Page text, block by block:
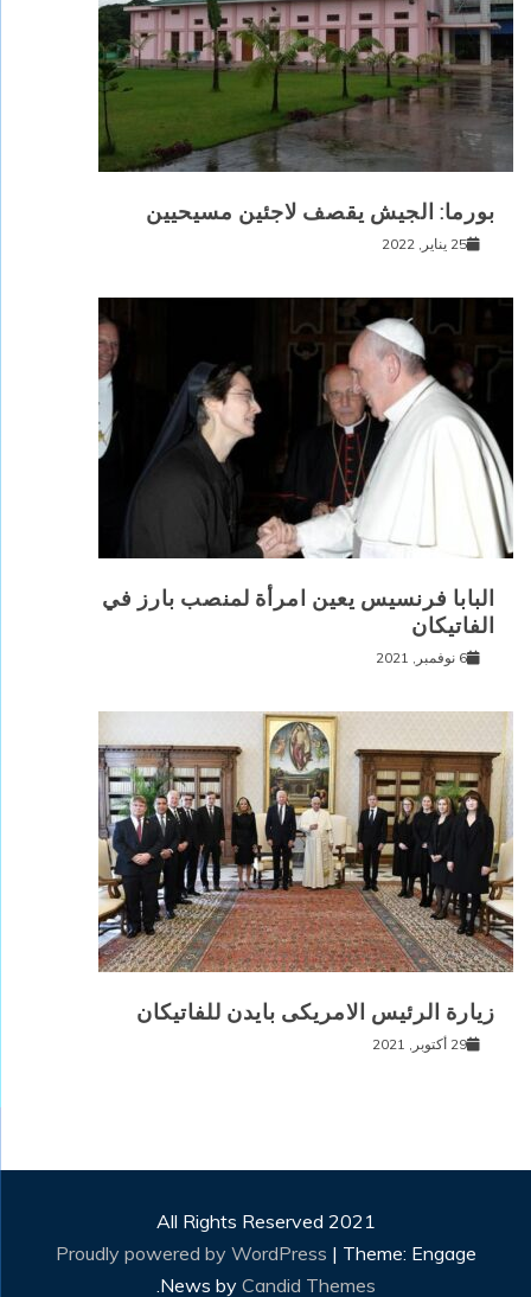
بورما: الجيش يقصف لاجئين مسيحيين
25 يناير, 2022
البابا فرنسيس يعين امرأة لمنصب بارز في
الفاتيكان
6 نوفمبر, 2021
زيارة الرئيس الامريكى بايدن للفاتيكان
29 أكتوبر, 2021
All Rights Reserved 2021
Proudly powered by WordPress | Theme: Engage
News by Candid Themes
.